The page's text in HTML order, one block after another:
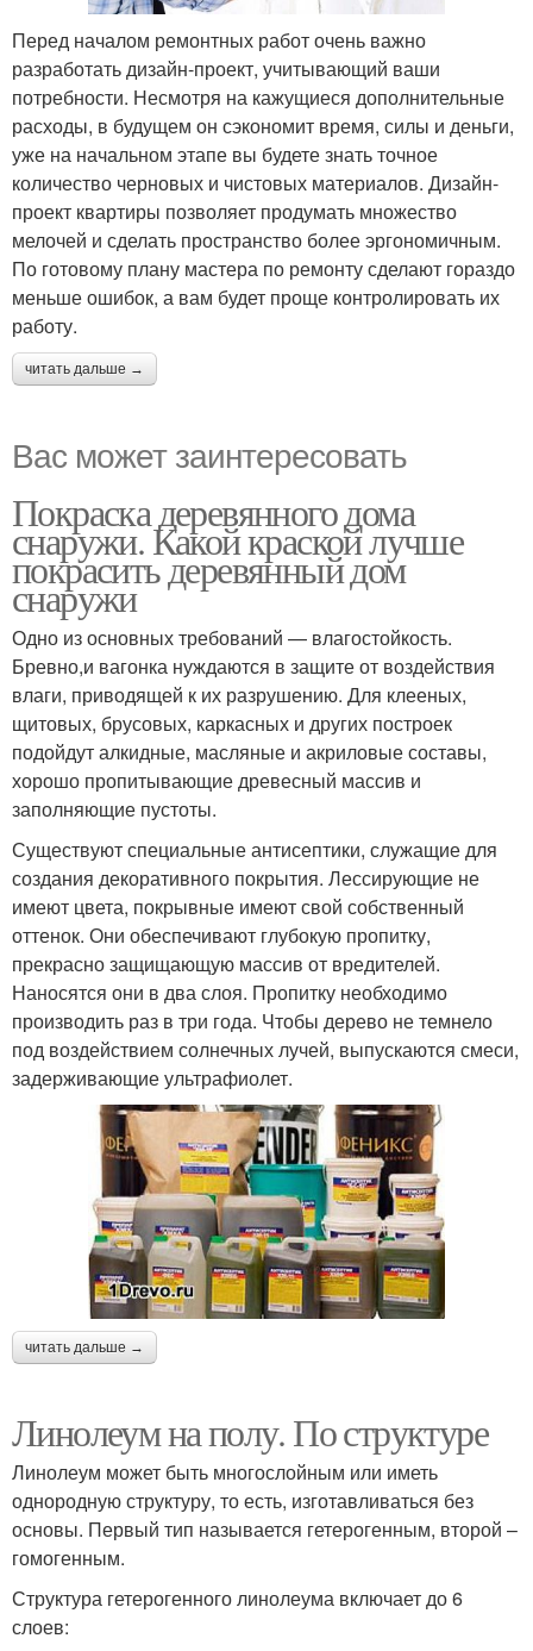
Перед началом ремонтных работ очень важно
разработать дизайн-проект, учитывающий ваши
потребности. Несмотря на кажущиеся дополнительные
расходы, в будущем он сэкономит время, силы и деньги,
уже на начальном этапе вы будете знать точное
количество черновых и чистовых материалов. Дизайн-
проект квартиры позволяет продумать множество
мелочей и сделать пространство более эргономичным.
По готовому плану мастера по ремонту сделают гораздо
меньше ошибок, а вам будет проще контролировать их
работу.
читать дальше →
Вас может заинтересовать
Покраска деревянного дома
снаружи. Какой краской лучше
покрасить деревянный дом
снаружи
Одно из основных требований — влагостойкость.
Бревно,и вагонка нуждаются в защите от воздействия
влаги, приводящей к их разрушению. Для клееных,
щитовых, брусовых, каркасных и других построек
подойдут алкидные, масляные и акриловые составы,
хорошо пропитывающие древесный массив и
заполняющие пустоты.
Существуют специальные антисептики, служащие для
создания декоративного покрытия. Лессирующие не
имеют цвета, покрывные имеют свой собственный
оттенок. Они обеспечивают глубокую пропитку,
прекрасно защищающую массив от вредителей.
Наносятся они в два слоя. Пропитку необходимо
производить раз в три года. Чтобы дерево не темнело
под воздействием солнечных лучей, выпускаются смеси,
задерживающие ультрафиолет.
читать дальше →
Линолеум на полу. По структуре
Линолеум может быть многослойным или иметь
однородную структуру, то есть, изготавливаться без
основы. Первый тип называется гетерогенным, второй –
гомогенным.
Структура гетерогенного линолеума включает до 6
слоев: